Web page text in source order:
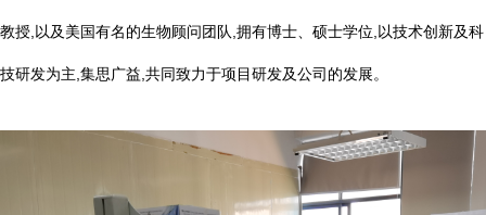
教授,以及美国有名的生物顾问团队,拥有博士、硕士学位,以技术创新及科
技研发为主,集思广益,共同致力于项目研发及公司的发展。